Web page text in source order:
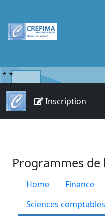
* *
Inscription
Programmes de
Home Finance
Sciences comptables